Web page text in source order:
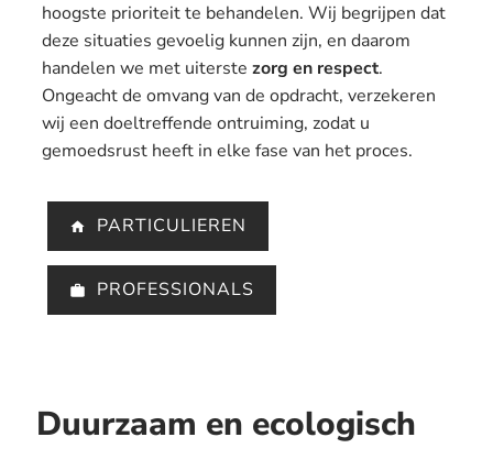
hoogste prioriteit te behandelen. Wij begrijpen dat
deze situaties gevoelig kunnen zijn, en daarom
handelen we met uiterste zorg en respect.
Ongeacht de omvang van de opdracht, verzekeren
wij een doeltreffende ontruiming, zodat u
gemoedsrust heeft in elke fase van het proces.
PARTICULIEREN
PROFESSIONALS
Duurzaam en ecologisch